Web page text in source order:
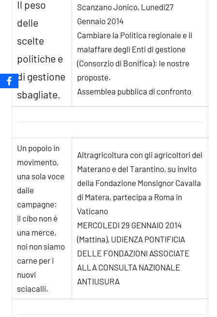
Il peso
delle
scelte
politiche e
di gestione
sbagliate.
Scanzano Jonico, Lunedi27
Gennaio 2014
Cambiare la Politica regionale e il
malaffare degli Enti di gestione
(Consorzio di Bonifica): le nostre
proposte.
Assemblea pubblica di confronto
Un popolo in
movimento,
una sola voce
dalle
campagne:
il cibo non è
una merce,
noi non siamo
carne per i
nuovi
sciacalli.
Altragricoltura con gli agricoltori del
Materano e del Tarantino, su invito
della Fondazione Monsignor Cavalla
di Matera, partecipa a Roma in
Vaticano
MERCOLEDI 29 GENNAIO 2014
(Mattina), UDIENZA PONTIFICIA
DELLE FONDAZIONI ASSOCIATE
ALLA CONSULTA NAZIONALE
ANTIUSURA